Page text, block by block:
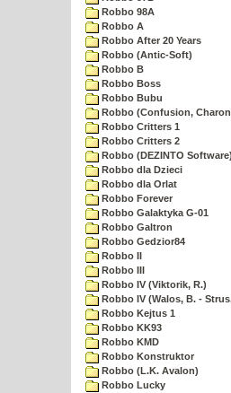
Robbo 98A
Robbo A
Robbo After 20 Years
Robbo (Antic-Soft)
Robbo B
Robbo Boss
Robbo Bubu
Robbo (Confusion,
Robbo Critters 1
Robbo Critters 2
Robbo (DEZINTO
Robbo dla Dzieci
Robbo dla Orlat
Robbo Forever
Robbo Galaktyka G-01
Robbo Galtron
Robbo Gedzior84
Robbo II
Robbo III
Robbo IV (Viktorik, R.)
Robbo IV (Walos, B. -
Robbo Kejtus 1
Robbo KK93
Robbo KMD
Robbo Konstruktor
Robbo (L.K. Avalon)
Robbo Lucky